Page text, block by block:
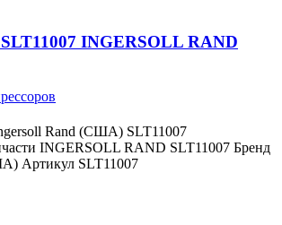
INGERSOLL RAND
Rand (США) SLT11007
INGERSOLL RAND SLT11007 Бренд
Артикул SLT11007